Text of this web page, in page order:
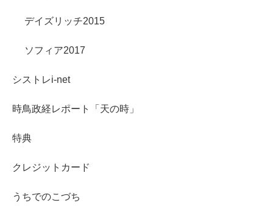
デイズリッチ2015
ソフィア2017
シストレi-net
時鳥政経レポート「天の時」
特典
クレジットカード
うちでのこづち